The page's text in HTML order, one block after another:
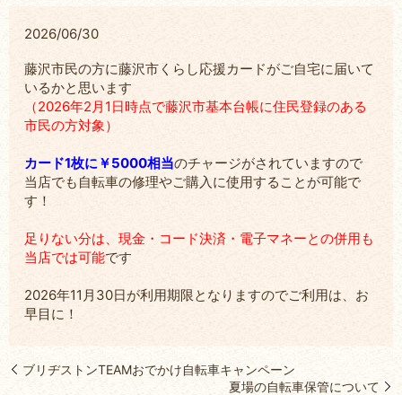
2026/06/30
藤沢市民の方に藤沢市くらし応援カードがご自宅に届いて
いるかと思います
（2026年2月1日時点で藤沢市基本台帳に住民登録のある
市民の方対象）
カード1枚に￥5000相当のチャージがされていますので
当店でも自転車の修理やご購入に使用することが可能で
す！
足りない分は、現金・コード決済・電子マネーとの併用も
当店では可能です
2026年11月30日が利用期限となりますのでご利用は、お
早目に！
ブリヂストンTEAMおでかけ自転車キャンペーン
夏場の自転車保管について